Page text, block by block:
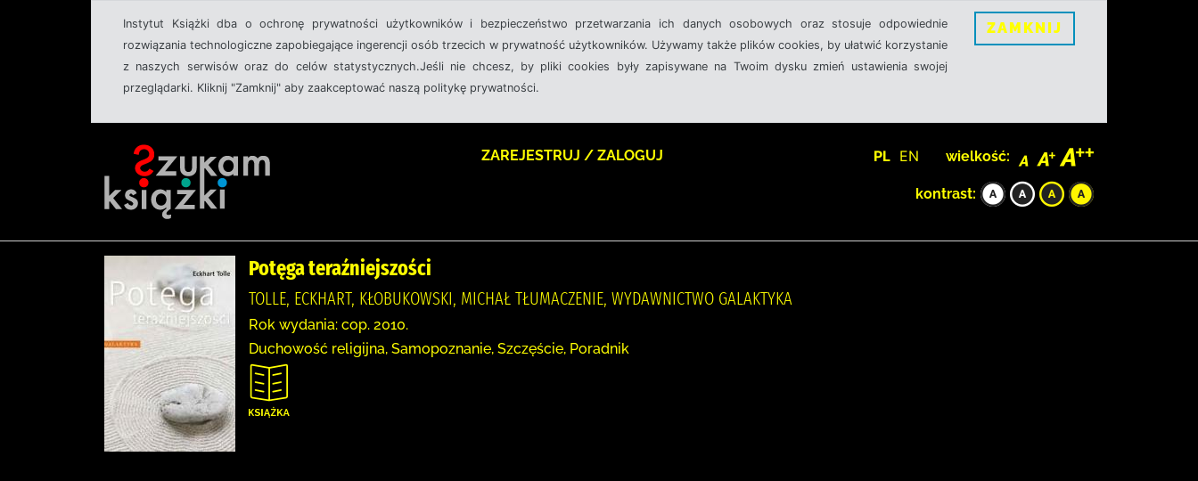
Instytut Książki dba o ochronę prywatności użytkowników i bezpieczeństwo przetwarzania ich danych osobowych oraz stosuje odpowiednie
rozwiązania technologiczne zapobiegające ingerencji osób trzecich w prywatność użytkowników. Używamy także plików cookies, by ułatwić korzystanie
z naszych serwisów oraz do celów statystycznych.Jeśli nie chcesz, by pliki cookies były zapisywane na Twoim dysku zmień ustawienia swojej
przeglądarki. Kliknij "Zamknij" aby zaakceptować naszą politykę prywatności.
ZAMKNIJ
ZAREJESTRUJ / ZALOGUJ PL EN wielkość:
kontrast:
Potęga teraźniejszości
TOLLE, ECKHART, KŁOBUKOWSKI, MICHAŁ TŁUMACZENIE, WYDAWNICTWO GALAKTYKA
Rok wydania: cop. 2010.
Duchowość religijna, Samopoznanie, Szczęście, Poradnik